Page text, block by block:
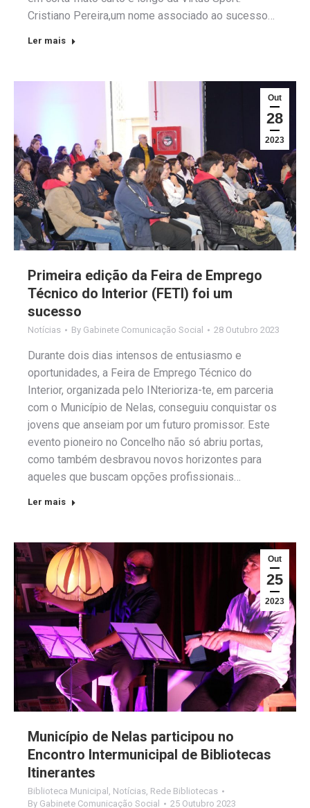
Cristiano Pereira,um nome associado ao sucesso…
Ler mais
Out
28
2023
Primeira edição da Feira de Emprego
Técnico do Interior (FETI) foi um
sucesso
Notícias By Gabinete Comunicação Social 28 Outubro 2023
Durante dois dias intensos de entusiasmo e
oportunidades, a Feira de Emprego Técnico do
Interior, organizada pelo INterioriza-te, em parceria
com o Município de Nelas, conseguiu conquistar os
jovens que anseiam por um futuro promissor. Este
evento pioneiro no Concelho não só abriu portas,
como também desbravou novos horizontes para
aqueles que buscam opções profissionais…
Ler mais
Out
25
2023
Município de Nelas participou no
Encontro Intermunicipal de Bibliotecas
Itinerantes
Biblioteca Municipal , Notícias, Rede Bibliotecas
By Gabinete Comunicação Social 25 Outubro 2023